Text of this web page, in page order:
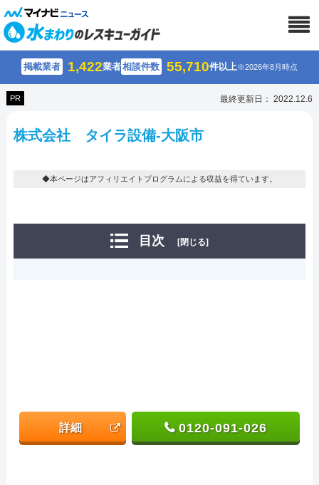
掲載業者 1,422業者相談件数 55,710件以上※2026年8月時点
PR 最終更新日： 2022.12.6
株式会社 タイラ設備-大阪市
◆本ページはアフィリエイトプログラムによる収益を得ています。
目次 [閉じる]
詳細 0120-091-026